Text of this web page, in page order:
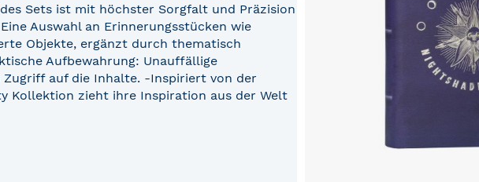
Sets ist mit höchster Sorgfalt und Präzision
Auswahl an Erinnerungsstücken wie
Objekte, ergänzt durch thematisch
Aufbewahrung: Unauffällige
auf die Inhalte. -Inspiriert von der
Kollektion zieht ihre Inspiration aus der Welt